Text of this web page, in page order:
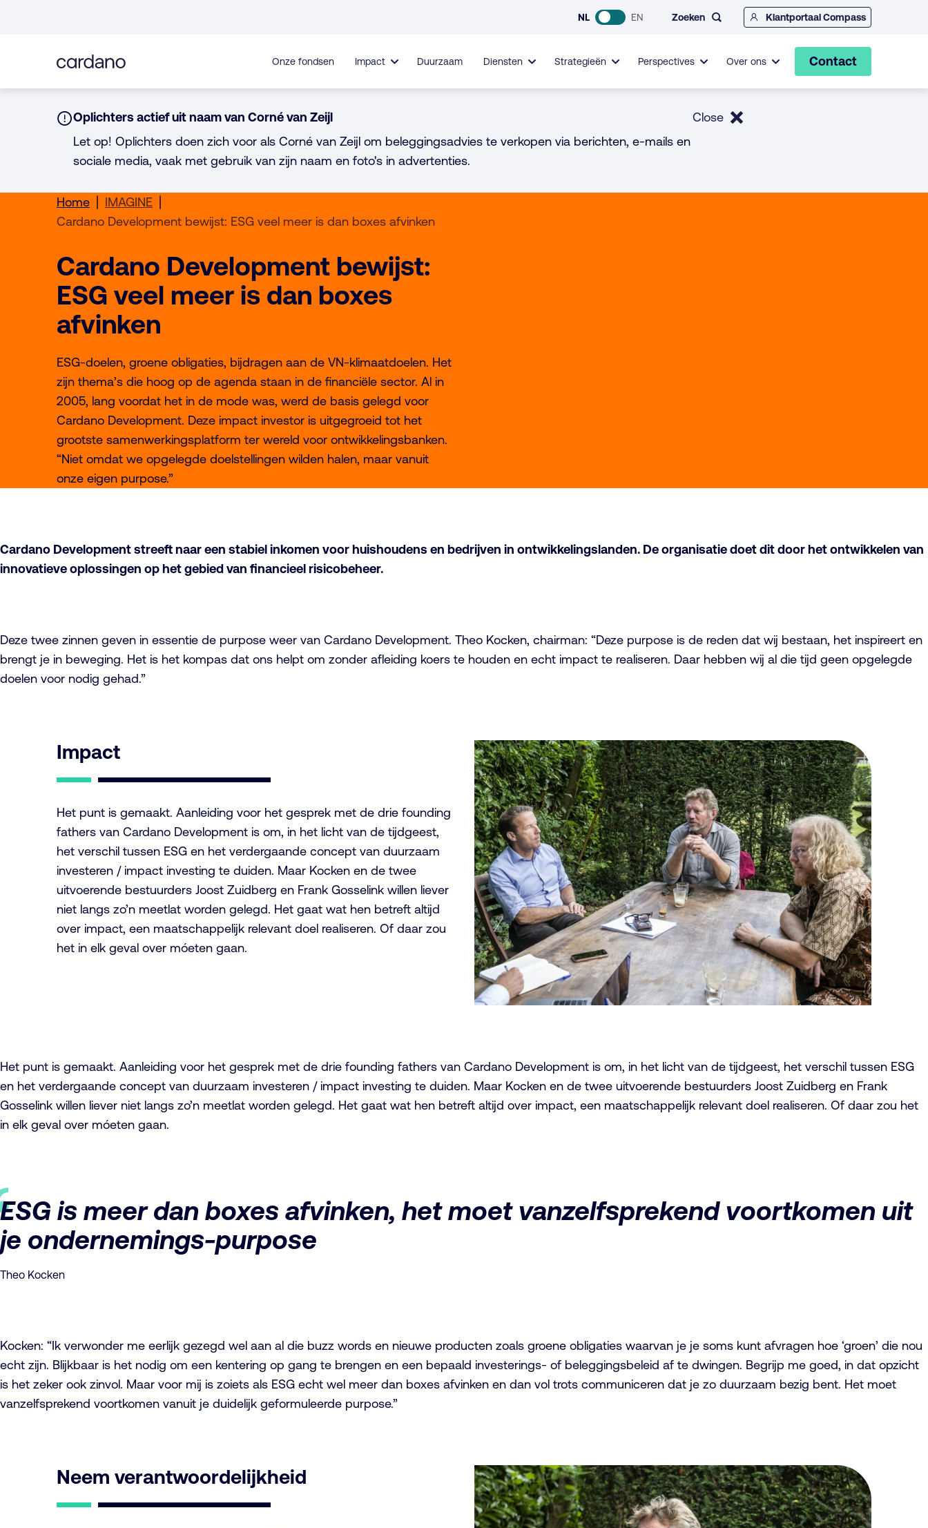
inhoud
NL EN Zoeken Klantportaal Compass
Onze fondsen Impact Duurzaam Diensten Strategieën Perspectives Over ons Contact
Notice:
Oplichters actief uit naam van Corné van Zeijl
Let op! Oplichters doen zich voor als Corné van Zeijl om beleggingsadvies te verkopen via berichten, e-mails en
sociale media, vaak met gebruik van zijn naam en foto's in advertenties.
Close
Home
IMAGINE
Cardano Development bewijst: ESG veel meer is dan boxes afvinken
Cardano Development bewijst:
ESG veel meer is dan boxes
afvinken
ESG-doelen, groene obligaties, bijdragen aan de VN-klimaatdoelen. Het
zijn thema’s die hoog op de agenda staan in de financiële sector. Al in
2005, lang voordat het in de mode was, werd de basis gelegd voor
Cardano Development. Deze impact investor is uitgegroeid tot het
grootste samenwerkingsplatform ter wereld voor ontwikkelingsbanken.
“Niet omdat we opgelegde doelstellingen wilden halen, maar vanuit
onze eigen purpose.”
Cardano Development streeft naar een stabiel inkomen voor huishoudens en bedrijven in ontwikkelingslanden. De organisatie doet dit door het ontwikkelen van
innovatieve oplossingen op het gebied van financieel risicobeheer.
Deze twee zinnen geven in essentie de purpose weer van Cardano Development. Theo Kocken, chairman: “Deze purpose is de reden dat wij bestaan, het inspireert en
brengt je in beweging. Het is het kompas dat ons helpt om zonder afleiding koers te houden en echt impact te realiseren. Daar hebben wij al die tijd geen opgelegde
doelen voor nodig gehad.”
Impact
Het punt is gemaakt. Aanleiding voor het gesprek met de drie founding
fathers van Cardano Development is om, in het licht van de tijdgeest,
het verschil tussen ESG en het verdergaande concept van duurzaam
investeren / impact investing te duiden. Maar Kocken en de twee
uitvoerende bestuurders Joost Zuidberg en Frank Gosselink willen liever
niet langs zo’n meetlat worden gelegd. Het gaat wat hen betreft altijd
over impact, een maatschappelijk relevant doel realiseren. Of daar zou
het in elk geval over móeten gaan.
Het punt is gemaakt. Aanleiding voor het gesprek met de drie founding fathers van Cardano Development is om, in het licht van de tijdgeest, het verschil tussen ESG
en het verdergaande concept van duurzaam investeren / impact investing te duiden. Maar Kocken en de twee uitvoerende bestuurders Joost Zuidberg en Frank
Gosselink willen liever niet langs zo’n meetlat worden gelegd. Het gaat wat hen betreft altijd over impact, een maatschappelijk relevant doel realiseren. Of daar zou het
in elk geval over móeten gaan.
ESG is meer dan boxes afvinken, het moet vanzelfsprekend voortkomen uit
je ondernemings-purpose
Theo Kocken
Kocken: “Ik verwonder me eerlijk gezegd wel aan al die buzz words en nieuwe producten zoals groene obligaties waarvan je je soms kunt afvragen hoe ‘groen’ die nou
echt zijn. Blijkbaar is het nodig om een kentering op gang te brengen en een bepaald investerings- of beleggingsbeleid af te dwingen. Begrijp me goed, in dat opzicht
is het zeker ook zinvol. Maar voor mij is zoiets als ESG echt wel meer dan boxes afvinken en dan vol trots communiceren dat je zo duurzaam bezig bent. Het moet
vanzelfsprekend voortkomen vanuit je duidelijk geformuleerde purpose.”
Neem verantwoordelijkheid